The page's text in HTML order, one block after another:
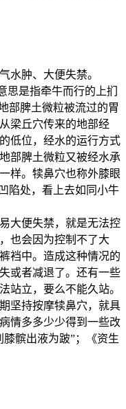
水肿、大便失禁。
思是指牵牛而行的上扪
部脾土微粒被流过的胃
梁丘穴传来的地部经
低位，经水的运行方式
部脾土微粒又被经水承
样。犊鼻穴也称外膝眼
陷处，看上去如同小牛
大便失禁，就是无法控
也会因为控制不了大
裆中。造成这种情况的
或者减退了。还有一些
站立，要么不能久站。
坚持按摩犊鼻穴，就具
情多多少少得到一些改
髌出液为跛”；《资生